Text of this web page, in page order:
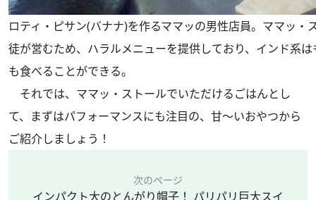
ロティ・ピサン(バナナ)を作るママッの男性店員。ママッ・
徒が営むため、ハラルメニューを提供しており、インド系
も食べることができる。
それでは、ママッ・ストールでいただけるごはんとし
て、まずはパフォーマンスにも注目の、甘～いおやつから
ご紹介しましょう！
次のページ
インパクト大のとんがり帽子！ パリパリ巨大スイ